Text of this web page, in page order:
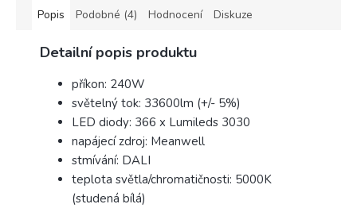
balení.
Popis Podobné (4) Hodnocení Diskuze
Detailní popis produktu
příkon: 240W
světelný tok: 33600lm (+/- 5%)
LED diody: 366 x Lumileds 3030
napájecí zdroj: Meanwell
stmívání: DALI
teplota světla/chromatičnosti: 5000K
(studená bílá)